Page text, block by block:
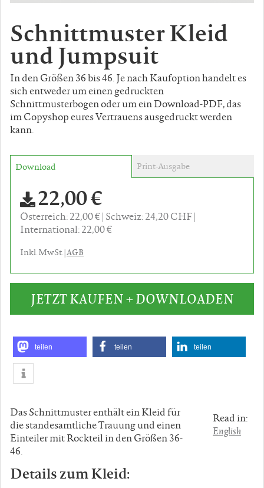
Schnittmuster Kleid
und Jumpsuit
In den Größen 36 bis 46. Je nach Kaufoption handelt es
sich entweder um einen gedruckten
Schnittmusterbogen oder um ein Download-PDF, das
im Copyshop eures Vertrauens ausgedruckt werden
kann.
Download Print-Ausgabe
22,00 €
Österreich: 22,00 € Schweiz: 24,20 CHF
International: 22,00 €
Inkl. MwSt. |AGB
JETZT KAUFEN + DOWNLOADEN
teilen teilen teilen
Read in:
English
Das Schnittmuster enthält ein Kleid für
die standesamtliche Trauung und einen
Einteiler mit Rockteil in den Größen 36-
46.
Details zum Kleid: